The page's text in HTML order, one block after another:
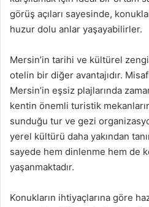
görüş açıları sayesinde,
huzur dolu anlar yaşayabilirler.
Mersin’in tarihi ve kültürel
otelin bir diğer avantajıdır.
Mersin’in eşsiz plajlarında
kentin önemli turistik
sunduğu tur ve gezi
yerel kültürü daha yakından
sayede hem dinlenme hem de
yaşanmaktadır.
Konukların ihtiyaçlarına göre